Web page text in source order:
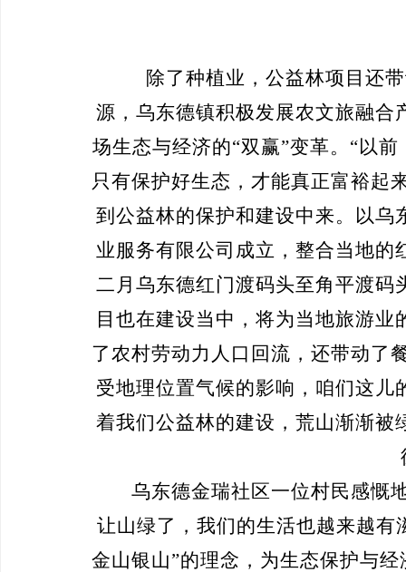
除了种植业，公益林项目还
源，乌东德镇积极发展农文旅融合
场生态与经济的“双赢”变革。“以
只有保护好生态，才能真正富裕起
到公益林的保护和建设中来。以
业服务有限公司成立，整合当地
二月乌东德红门渡码头至角平渡
目也在建设当中，将为当地旅游
了农村劳动力人口回流，还带动了
受地理位置气候的影响，咱们这
着我们公益林的建设，荒山渐渐
乌东德金瑞社区一位村民感慨
让山绿了，我们的生活也越来越有
金山银山”的理念，为生态保护与